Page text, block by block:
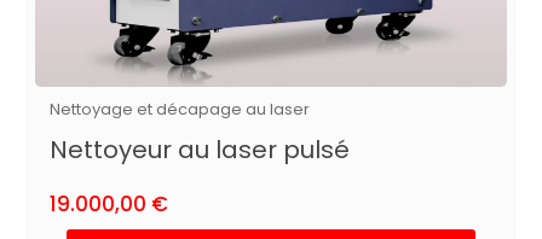
Nettoyage et décapage au laser
Nettoyeur au laser pulsé
19.000,00 €